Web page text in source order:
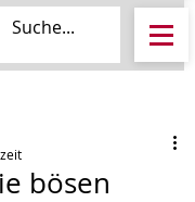
bösen